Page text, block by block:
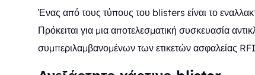
Ένας από τους τύπους του blisters είναι το
Πρόκειται για μια αποτελεσματική συσκευασία
συμπεριλαμβανομένων των ετικετών ασφαλείας